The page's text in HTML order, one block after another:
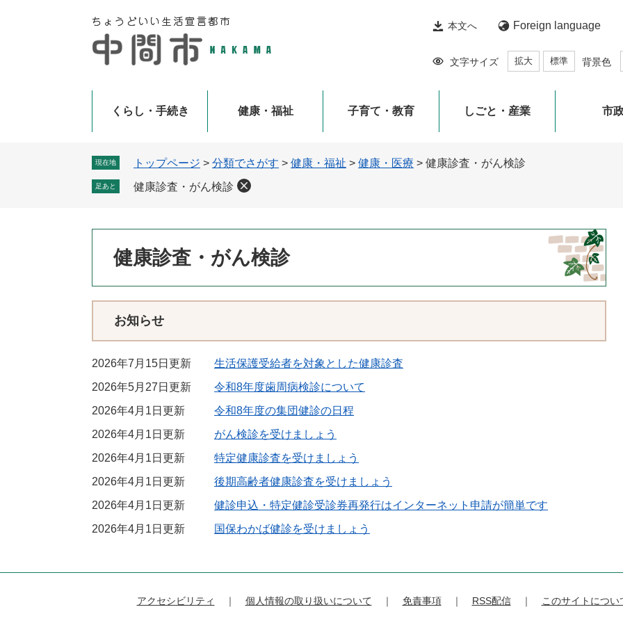
本文へ Foreign language
文字サイズ 拡大 標準 背景色
くらし・手続き 健康・福祉 子育て・教育 しごと・産業 市
現在地 トップページ > 分類でさがす > 健康・福祉 > 健康・医療 > 健康診査・がん検診
足あと 健康診査・がん検診
健康診査・がん検診
お知らせ
2026年7月15日更新
生活保護受給者を対象とした健康診査
2026年5月27日更新
令和8年度歯周病検診について
2026年4月1日更新
令和8年度の集団健診の日程
2026年4月1日更新
がん検診を受けましょう
2026年4月1日更新
特定健康診査を受けましょう
2026年4月1日更新
後期高齢者健康診査を受けましょう
2026年4月1日更新
健診申込・特定健診受診券再発行はインターネット申請が簡単です
2026年4月1日更新
国保わかば健診を受けましょう
アクセシビリティ 個人情報の取り扱いについて 免責事項 RSS配信 このサイトについ